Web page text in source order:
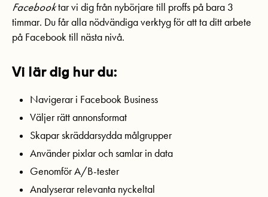
Facebooktar vi dig från nybörjare till proffs på bara 3
timmar. Du får alla nödvändiga verktyg för att ta ditt arbete
på Facebook till nästa nivå.
Vi lär dig hur du:
Navigerar i Facebook Business
Väljer rätt annonsformat
Skapar skräddarsydda målgrupper
Använder pixlar och samlar in data
Genomför A/B-tester
Analyserar relevanta nyckeltal